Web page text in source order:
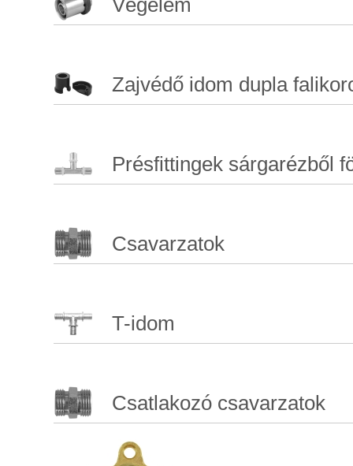
Zajvédő idom dupla
Présfittingek sárgarézből
Csavarzatok
T-idom
Csatlakozó csavarzatok